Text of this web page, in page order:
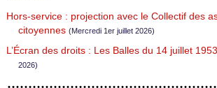
Hors-service : projection avec le Collectif des
citoyennes (Mercredi 1er juillet 2026)
L’Écran des droits : Les Balles du 14 juillet 1953
2026)